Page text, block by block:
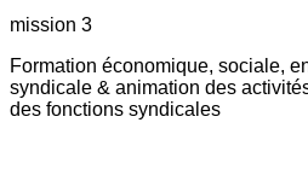
mission 3
Formation économique, sociale,
syndicale & animation des
des fonctions syndicales